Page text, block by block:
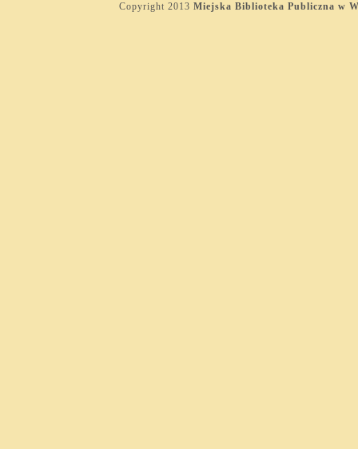
Copyright 2013 Miejska Biblioteka Publiczna w